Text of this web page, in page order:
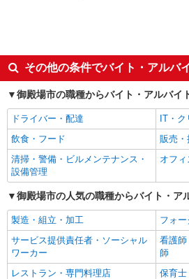
週2～3日勤務OK
短時間
扶養内勤務OK
交通費
社会保険あり
まかな
社員登用あり
その他の条件でバイト・アルバ
御殿場市の職種からバイト・アルバイ
ドライバー・配達
IT・
飲食・フード
販売・
清掃・警備・ビルメンテナンス・
設備管理
オフ
御殿場市の人気の職種からバイト・ア
製造・組立・加工
フォー
サービス提供責任者・ソーシャル
ワーカー
看護師
師
レストラン・専門料理店
保育士